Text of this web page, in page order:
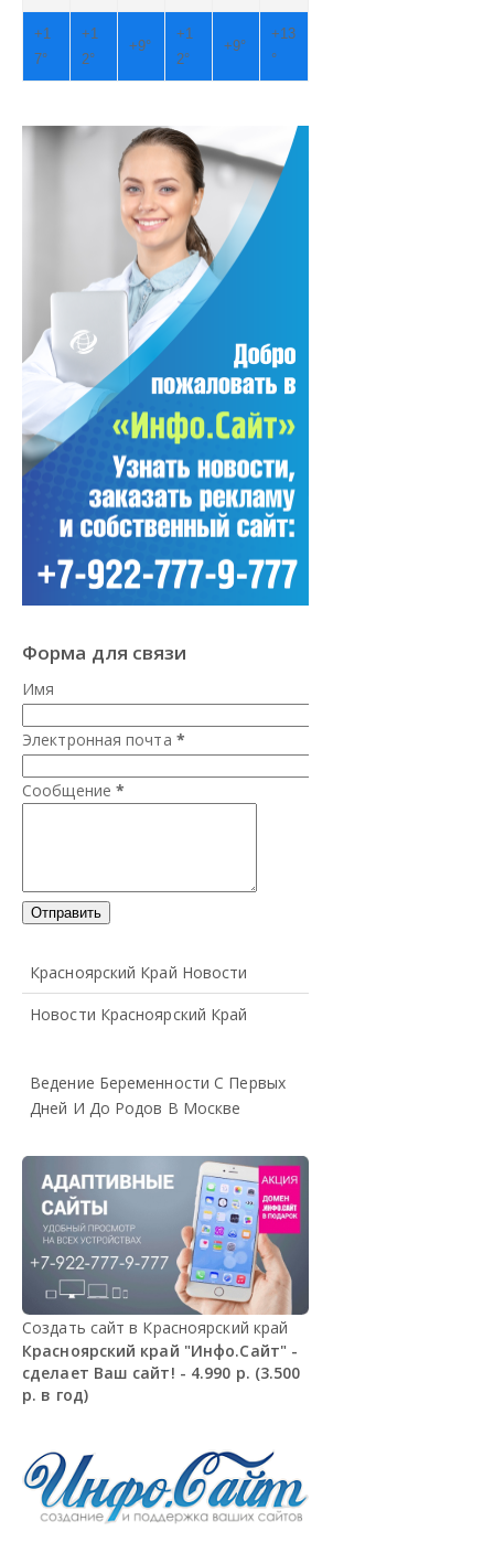
+1
7°
+1
2°
+9°
+1
2°
+9°
+13
°
Форма для связи
Имя
Электронная почта *
Сообщение *
Красноярский Край Новости
Новости Красноярский Край
Ведение Беременности С Первых
Дней И До Родов В Москве
Создать сайт в Красноярский край
Красноярский край "Инфо.Сайт" -
сделает Ваш сайт! - 4.990 р. (3.500
р. в год)